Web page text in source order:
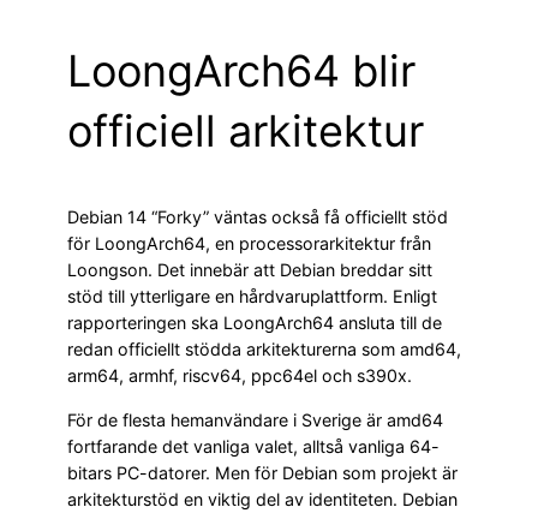
LoongArch64 blir
officiell arkitektur
Debian 14 “Forky” väntas också få officiellt stöd
för LoongArch64, en processorarkitektur från
Loongson. Det innebär att Debian breddar sitt
stöd till ytterligare en hårdvaruplattform. Enligt
rapporteringen ska LoongArch64 ansluta till de
redan officiellt stödda arkitekturerna som amd64,
arm64, armhf, riscv64, ppc64el och s390x.
För de flesta hemanvändare i Sverige är amd64
fortfarande det vanliga valet, alltså vanliga 64-
bitars PC-datorer. Men för Debian som projekt är
arkitekturstöd en viktig del av identiteten. Debian